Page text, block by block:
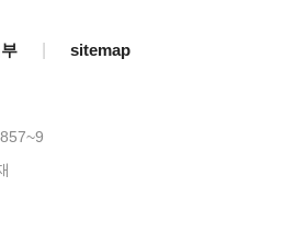
sitemap